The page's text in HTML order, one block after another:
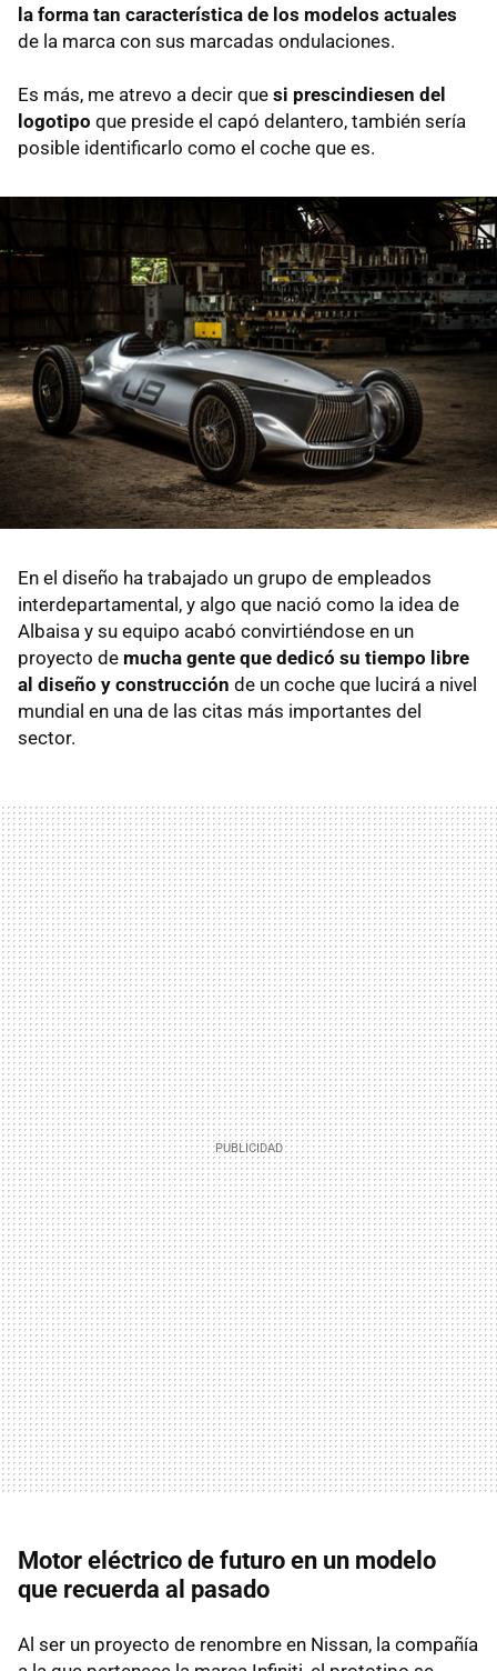
la forma tan característica de los modelos actuales
de la marca con sus marcadas ondulaciones.
Es más, me atrevo a decir que si prescindiesen del
logotipo que preside el capó delantero, también sería
posible identificarlo como el coche que es.
En el diseño ha trabajado un grupo de empleados
interdepartamental, y algo que nació como la idea de
Albaisa y su equipo acabó convirtiéndose en un
proyecto de mucha gente que dedicó su tiempo libre
al diseño y construcción de un coche que lucirá a nivel
mundial en una de las citas más importantes del
sector.
Motor eléctrico de futuro en un modelo
que recuerda al pasado
Al ser un proyecto de renombre en Nissan, la compañía